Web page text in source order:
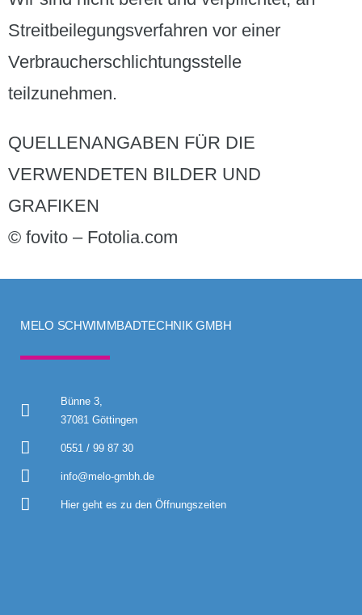
Streitbeilegungsverfahren vor einer
Verbraucherschlichtungsstelle
teilzunehmen.
QUELLENANGABEN FÜR DIE
VERWENDETEN BILDER UND
GRAFIKEN
© fovito – Fotolia.com
MELO SCHWIMMBADTECHNIK GMBH
Bünne 3,
37081 Göttingen
0551 / 99 87 30
info@melo-gmbh.de
Hier geht es zu den Öffnungszeiten